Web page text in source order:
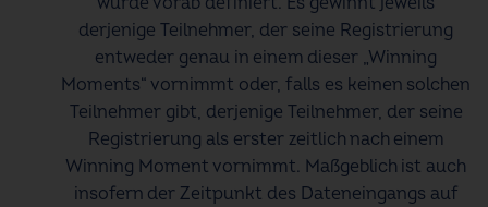
derjenige Teilnehmer, der seine Registrierung
entweder genau in einem dieser „Winning
Moments“ vornimmt oder, falls es keinen solchen
Teilnehmer gibt, derjenige Teilnehmer, der seine
Registrierung als erster zeitlich nach einem
Winning Moment vornimmt. Maßgeblich ist auch
insofern der Zeitpunkt des Dateneingangs auf